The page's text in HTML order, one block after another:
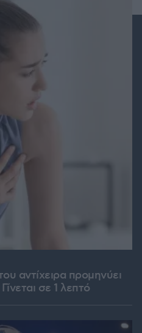
αντίχειρα προμηνύει
σε 1 λεπτό